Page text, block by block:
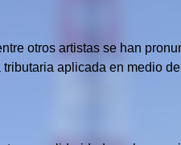
otros artistas se han
aplicada en medio